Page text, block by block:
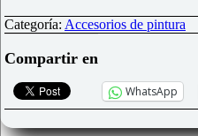
(Citadel)
cantidad
Categoría: Accesorios de pintura
Compartir en
WhatsApp